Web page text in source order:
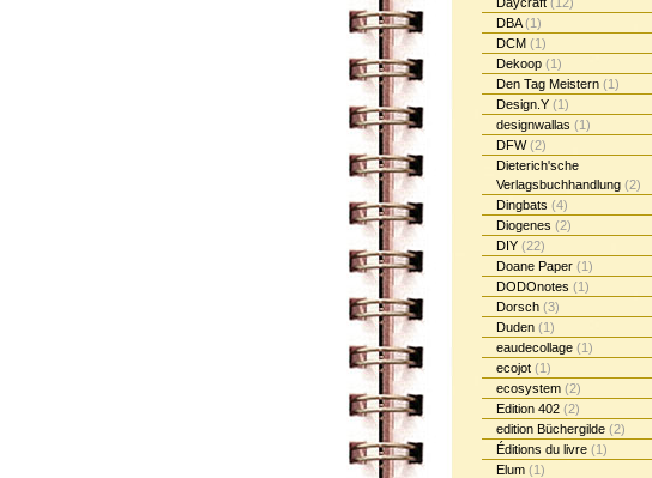
DBA(1)
DCM (1)
Dekoop (1)
Den Tag Meistern (1)
Design.Y (1)
designwallas (1)
DFW(2)
Dieterich'sche
Verlagsbuchhandlung (2)
Dingbats (4)
Diogenes (2)
DIY (22)
Doane Paper (1)
DODOnotes (1)
Dorsch (3)
Duden (1)
eaudecollage (1)
ecojot (1)
ecosystem (2)
Edition 402 (2)
edition Büchergilde (2)
Éditions du livre (1)
Elum (1)